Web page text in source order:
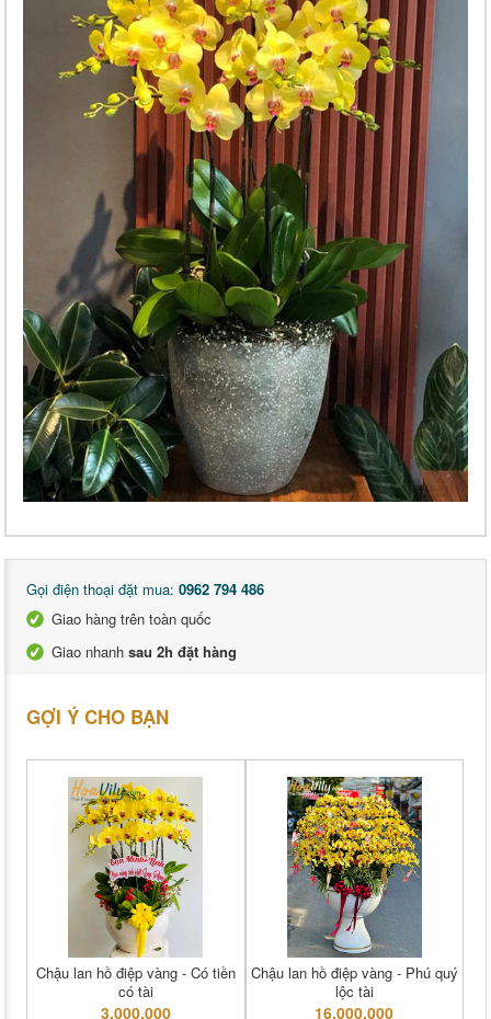
Gọi điện thoại đặt mua: 0962 794 486
Giao hàng trên toàn quốc
Giao nhanh sau 2h đặt hàng
GỢI Ý CHO BẠN
Chậu lan hồ điệp vàng - Có tiền
có tài
3,000,000
Chậu lan hồ điệp vàng - Phú quý
lộc tài
16,000,000